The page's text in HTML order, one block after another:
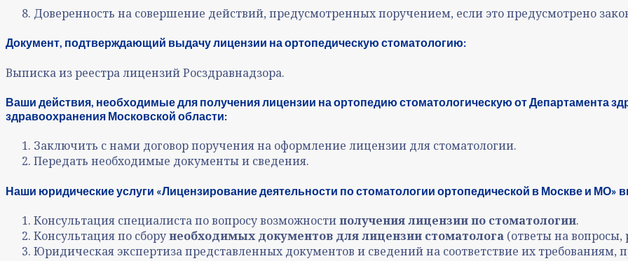
Доверенность на совершение действий, предусмотренных поручением, если это предусмотрено
Документ, подтверждающий выдачу лицензии на ортопедическую стоматологию:
Выписка из реестра лицензий Росздравнадзора.
Ваши действия, необходимые для получения лицензии на ортопедию стоматологическую от Департамента
здравоохранения Московской области:
Заключить с нами договор поручения на оформление лицензии для стоматологии.
Передать необходимые документы и сведения.
Наши юридические услуги «Лицензирование деятельности по стоматологии ортопедической в Москве и МО»
Консультация специалиста по вопросу возможностиполучения лицензии по стоматологии.
Консультация по сборунеобходимых документов для лицензии стоматолога (ответы на
Юридическая экспертиза представленных документов и сведений на соответствие их